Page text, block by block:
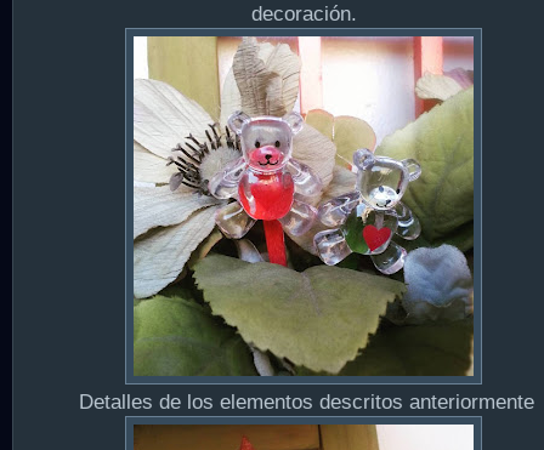
decoración.
Detalles de los elementos descritos anteriormente